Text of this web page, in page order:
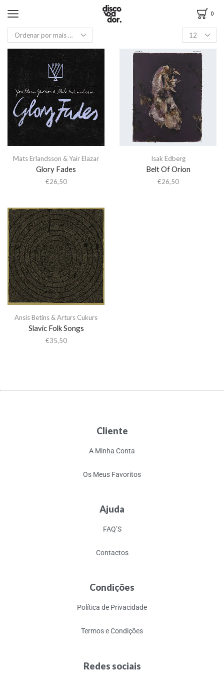
0
Mats Erlandsson & Yair Elazar
Glory Fades
€26,50
Isak Edberg
Belt Of Orion
€26,50
Ansis Betins & Arturs Cukurs
Slavic Folk Songs
€35,50
Cliente
A Minha Conta
Os Meus Favoritos
Ajuda
FAQ’S
Contactos
Condições
Política de Privacidade
Termos e Condições
Redes sociais